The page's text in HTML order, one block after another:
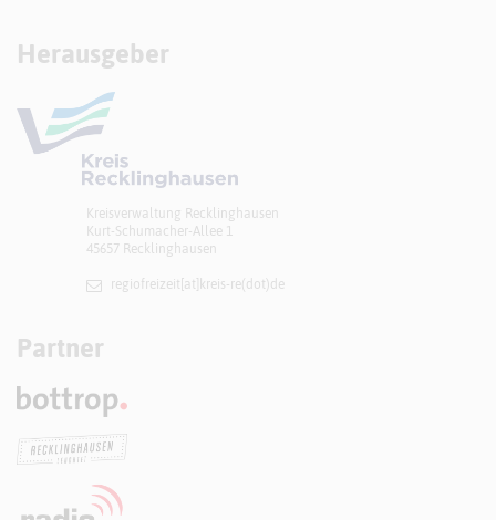
Herausgeber
Kreisverwaltung Recklinghausen
Kurt-Schumacher-Allee 1
45657 Recklinghausen
regiofreizeit[at]​kreis-re(dot)de
Partner